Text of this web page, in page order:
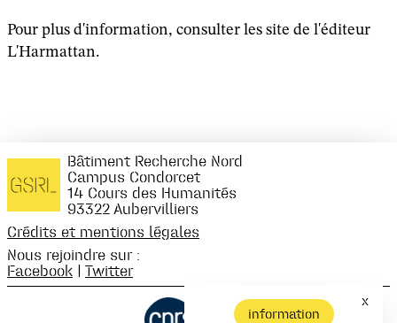
Pour plus d'information, consulter les site de l'éditeur
L'Harmattan.
x
information
Bâtiment Recherche Nord
Campus Condorcet
14 Cours des Humanités
93322 Aubervilliers
Crédits et mentions légales
Nous rejoindre sur :
Facebook | Twitter